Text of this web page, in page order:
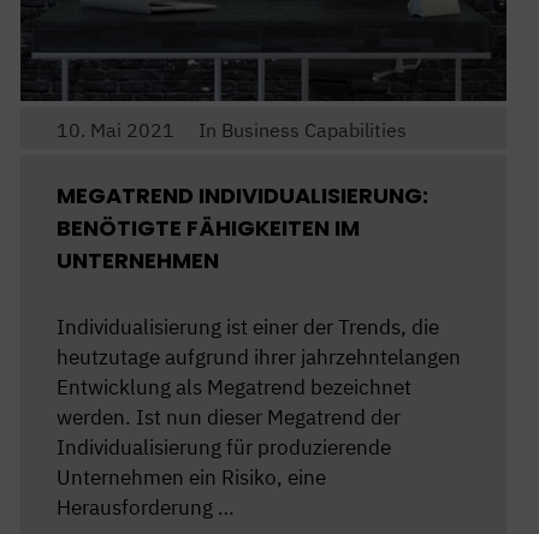
10. Mai 2021 In Business Capabilities
MEGATREND INDIVIDUALISIERUNG:
BENÖTIGTE FÄHIGKEITEN IM
UNTERNEHMEN
Individualisierung ist einer der Trends, die
heutzutage aufgrund ihrer jahrzehntelangen
Entwicklung als Megatrend bezeichnet
werden. Ist nun dieser Megatrend der
Individualisierung für produzierende
Unternehmen ein Risiko, eine
Herausforderung …